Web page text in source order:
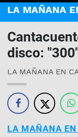
LA MAÑANA
disco:
LA MAÑANA EN
LA MAÑANA